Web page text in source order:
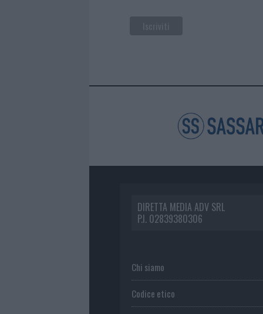
DIRETTA MEDIA ADV SRL
P.I. 02839380306
Chi siamo
Codice etico